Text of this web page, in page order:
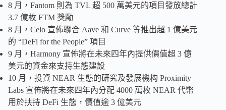
8 月，Fantom 則為 TVL 超 500 萬美元的項目發放總計
3.7 億枚 FTM 獎勵
8 月，Celo 宣佈聯合 Aave 和 Curve 等推出超 1 億美元
的 “DeFi for the People” 項目
9 月，Harmony 宣佈將在未來四年內提供價值超 3 億
美元的資金來支持生態建設
10 月，投資 NEAR 生態的研究及發展機构 Proximity
Labs 宣佈將在未來四年內分配 4000 萬枚 NEAR 代幣
用於扶持 DeFi 生態，價值逾 3 億美元